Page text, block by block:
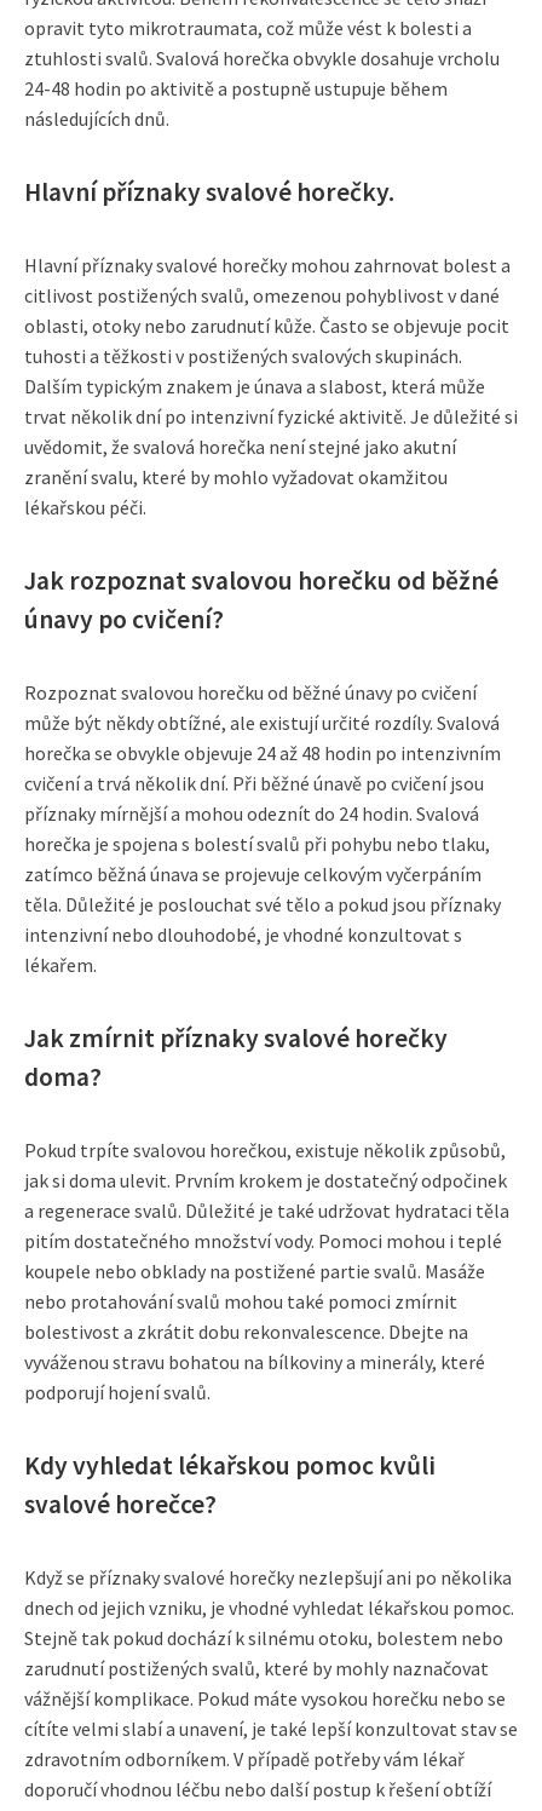
opravit tyto mikrotraumata, což může vést k bolesti a
ztuhlosti svalů. Svalová horečka obvykle dosahuje vrcholu
24-48 hodin po aktivitě a postupně ustupuje během
následujících dnů.
Hlavní příznaky svalové horečky.
Hlavní příznaky svalové horečky mohou zahrnovat bolest a
citlivost postižených svalů, omezenou pohyblivost v dané
oblasti, otoky nebo zarudnutí kůže. Často se objevuje pocit
tuhosti a těžkosti v postižených svalových skupinách.
Dalším typickým znakem je únava a slabost, která může
trvat několik dní po intenzivní fyzické aktivitě. Je důležité si
uvědomit, že svalová horečka není stejné jako akutní
zranění svalu, které by mohlo vyžadovat okamžitou
lékařskou péči.
Jak rozpoznat svalovou horečku od běžné
únavy po cvičení?
Rozpoznat svalovou horečku od běžné únavy po cvičení
může být někdy obtížné, ale existují určité rozdíly. Svalová
horečka se obvykle objevuje 24 až 48 hodin po intenzivním
cvičení a trvá několik dní. Při běžné únavě po cvičení jsou
příznaky mírnější a mohou odeznít do 24 hodin. Svalová
horečka je spojena s bolestí svalů při pohybu nebo tlaku,
zatímco běžná únava se projevuje celkovým vyčerpáním
těla. Důležité je poslouchat své tělo a pokud jsou příznaky
intenzivní nebo dlouhodobé, je vhodné konzultovat s
lékařem.
Jak zmírnit příznaky svalové horečky
doma?
Pokud trpíte svalovou horečkou, existuje několik způsobů,
jak si doma ulevit. Prvním krokem je dostatečný odpočinek
a regenerace svalů. Důležité je také udržovat hydrataci těla
pitím dostatečného množství vody. Pomoci mohou i teplé
koupele nebo obklady na postižené partie svalů. Masáže
nebo protahování svalů mohou také pomoci zmírnit
bolestivost a zkrátit dobu rekonvalescence. Dbejte na
vyváženou stravu bohatou na bílkoviny a minerály, které
podporují hojení svalů.
Kdy vyhledat lékařskou pomoc kvůli
svalové horečce?
Když se příznaky svalové horečky nezlepšují ani po několika
dnech od jejich vzniku, je vhodné vyhledat lékařskou pomoc.
Stejně tak pokud dochází k silnému otoku, bolestem nebo
zarudnutí postižených svalů, které by mohly naznačovat
vážnější komplikace. Pokud máte vysokou horečku nebo se
cítíte velmi slabí a unavení, je také lepší konzultovat stav se
zdravotním odborníkem. V případě potřeby vám lékař
doporučí vhodnou léčbu nebo další postup k řešení obtíží